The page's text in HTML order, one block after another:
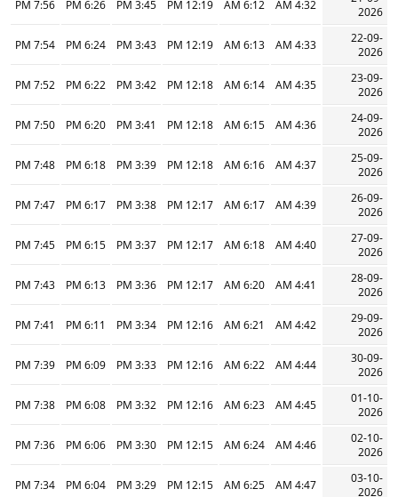
2026
4:32 AM
6:12 AM
12:19 PM
3:45 PM
6:26 PM
7:56 PM
22-09-
2026
4:33 AM
6:13 AM
12:19 PM
3:43 PM
6:24 PM
7:54 PM
23-09-
2026
4:35 AM
6:14 AM
12:18 PM
3:42 PM
6:22 PM
7:52 PM
24-09-
2026
4:36 AM
6:15 AM
12:18 PM
3:41 PM
6:20 PM
7:50 PM
25-09-
2026
4:37 AM
6:16 AM
12:18 PM
3:39 PM
6:18 PM
7:48 PM
26-09-
2026
4:39 AM
6:17 AM
12:17 PM
3:38 PM
6:17 PM
7:47 PM
27-09-
2026
4:40 AM
6:18 AM
12:17 PM
3:37 PM
6:15 PM
7:45 PM
28-09-
2026
4:41 AM
6:20 AM
12:17 PM
3:36 PM
6:13 PM
7:43 PM
29-09-
2026
4:42 AM
6:21 AM
12:16 PM
3:34 PM
6:11 PM
7:41 PM
30-09-
2026
4:44 AM
6:22 AM
12:16 PM
3:33 PM
6:09 PM
7:39 PM
01-10-
2026
4:45 AM
6:23 AM
12:16 PM
3:32 PM
6:08 PM
7:38 PM
02-10-
2026
4:46 AM
6:24 AM
12:15 PM
3:30 PM
6:06 PM
7:36 PM
03-10-
2026
4:47 AM
6:25 AM
12:15 PM
3:29 PM
6:04 PM
7:34 PM